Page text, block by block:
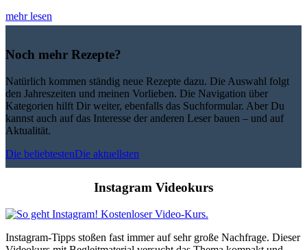
mehr lesen
Noch mehr Rezepte?
Natürlich kommen ständig neue Rezepte dazu. Die Auswahl folgt
den Jahreszeiten und meinen Vorlieben. Die Navigation über
Kategorien hilft Dir weiter, ebenfalls das Suchformular. Aber Du
kannst auch auf das Interesse der anderen Leser bauen – und auf
Aktualität.
Die beliebtestenDie aktuellsten
Instagram Videokurs
Instagram-Tipps stoßen fast immer auf sehr große Nachfrage. Dieser